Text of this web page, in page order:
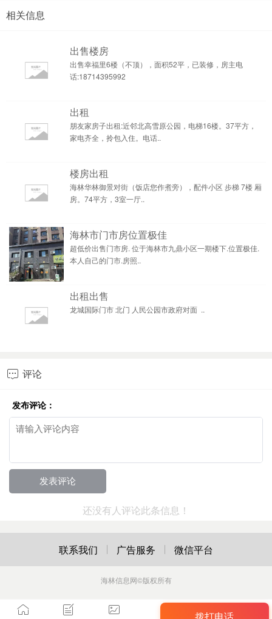
相关信息
出售楼房
出售幸福里6楼（不顶），面积52平，已装修，房主电
话:18714395992
出租
朋友家房子出租:近邻北高雪原公园，电梯16楼。37平方，
家电齐全，拎包入住。电话..
楼房出租
海林华林御景对街（饭店您作煮旁），配件小区 步梯 7楼 厢
房。74平方，3室一厅..
海林市门市房位置极佳
超低价出售门市房. 位于海林市九鼎小区一期楼下.位置极佳.
本人自己的门市.房照..
出租出售
龙城国际门市 北门 人民公园市政府对面 ..
 评论
发布评论：
还没有人评论此条信息！
联系我们 广告服务 微信平台
海林信息网©版权所有